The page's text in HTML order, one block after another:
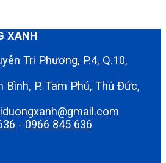
XANH
Tri Phương, P.4, Q.10,
Bình, P. Tam Phú, Thủ Đức,
- 0966 845 636